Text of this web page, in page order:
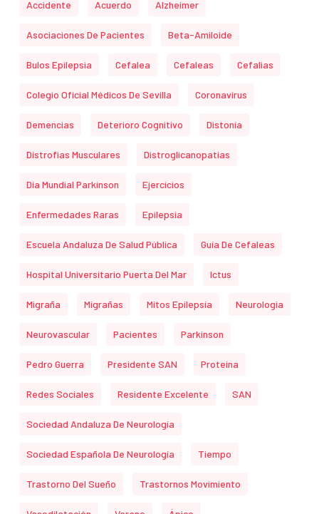
Accidente Acuerdo Alzheimer
Asociaciones De Pacientes Beta-Amiloide
Bulos Epilepsia Cefalea Cefaleas Cefalias
Colegio Oficial Médicos De Sevilla Coronavirus
Demencias Deterioro Cognitivo Distonía
Distrofias Musculares Distroglicanopatias
Día Mundial Parkinson Ejercicios
Enfermedades Raras Epilepsia
Escuela Andaluza De Salud Pública Guía De Cefaleas
Hospital Universitario Puerta Del Mar Ictus
Migraña Migrañas Mitos Epilepsia Neurología
Neurovascular Pacientes Parkinson
Pedro Guerra Presidente SAN Proteina
Redes Sociales Residente Excelente SAN
Sociedad Andaluza De Neurología
Sociedad Española De Neurología Tiempo
Trastorno Del Sueño Trastornos Movimiento